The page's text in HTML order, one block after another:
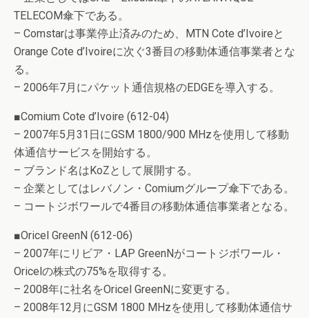
TELECOM傘下である。
– Comstarは事業停止済みのため、MTN Cote d’Ivoireと
Orange Cote d’Ivoireに次ぐ3番目の移動体通信事業者とな
る。
– 2006年7月にパケット通信規格のEDGEを導入する。
■Comium Cote d’Ivoire (612-04)
– 2007年5月31日にGSM 1800/900 MHzを使用して移動
体通信サービスを開始する。
– ブランド名はKoZとして展開する。
– 企業としてはレバノン・Comiumグループ傘下である。
– コートジボワールで4番目の移動体通信事業者となる。
■Oricel GreenN (612-06)
– 2007年にリビア・LAP GreenNがコートジボワール・
Oricelの株式の75%を取得する。
– 2008年に社名をOricel GreenNに変更する。
– 2008年12月にGSM 1800 MHzを使用して移動体通信サ